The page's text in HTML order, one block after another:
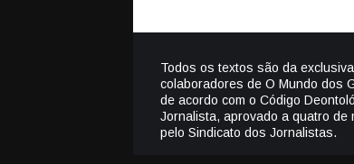
Todos os textos são da
colaboradores de O Mundo dos
de acordo com o Código
Jornalista, aprovado a quatro de
pelo Sindicato dos Jornalistas.